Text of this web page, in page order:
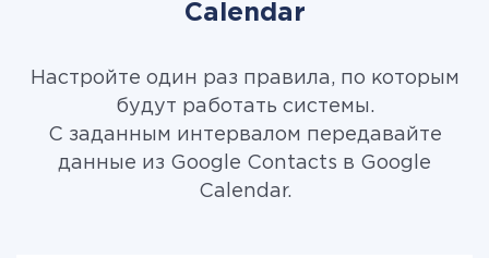
Calendar
Настройте один раз правила, по которым
будут работать системы.
С заданным интервалом передавайте
данные из Google Contacts в Google
Calendar.